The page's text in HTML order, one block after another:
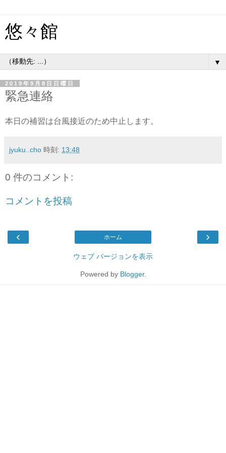
悠々館
▼
2019年9月8日日曜日
緊急連絡
本日の補習は台風接近のため中止します。
jyuku..cho 時刻: 13:48
0 件のコメント:
コメントを投稿
‹ ›
ホーム
ウェブ バージョンを表示
Powered by Blogger.